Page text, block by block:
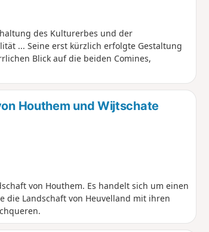
des Kulturerbes und der
... Seine erst kürzlich erfolgte Gestaltung
Blick auf die beiden Comines,
Houthem und Wijtschate
von Houthem. Es handelt sich um einen
die Landschaft von Heuvelland mit ihren